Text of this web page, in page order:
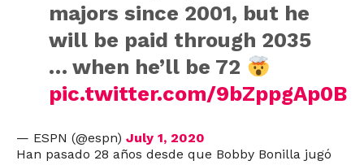
majors since 2001, but he
will be paid through 2035
… when he’ll be 72
pic.twitter.com/9bZppgAp0B
— ESPN (@espn) July 1, 2020
Han pasado 28 años desde que Bobby Bonilla jugó